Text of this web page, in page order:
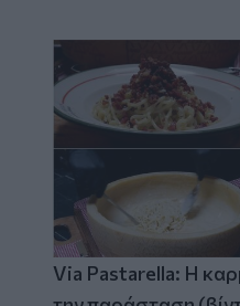
Via Pastarella: Η